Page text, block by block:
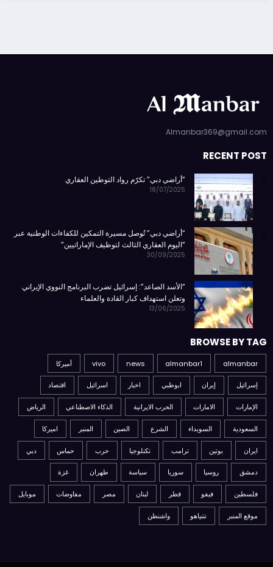
Almanbar369@gmail.com
RECENT POST
“أراضي دبي” تكرّم رواد التوطين العقاري
18/07/2025
“أراضي دبي” تُوصل مسيرة التمكين للكفاءات الوطنية عبر
“اليوم العقاري الثالث لتوظيف الإماراتيين”
30/09/2025
“الأسد الصاعد”: إسرائيل تضرب البرنامج النووي الإيراني
وتعلن استهداف كبار القادة والعلماء
13/06/2025
BROWSE BY TAG
almanbar
almanbar1
news
vivo أميركا
إسرائيل إيران ابوظبي اخبار اسرائيل اقتصاد
الإمارات الامارات الحرب الايرانية الذكاء الاصطناعي الرياض
السعودية السويداء الشرع الصين المنبر اميركا
ايران بوتين ترامب تكنلوجيا حرب حماس دبي
دمشق روسيا سوريا سياسة طهران غزة
فلسطين فيفو قطر لبنان مصر مفاوضات موبايل
موقع المنبر نتنياهو واشنطن